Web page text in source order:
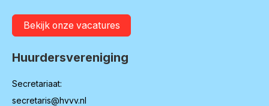
Bekijk onze vacatures
Huurdersvereniging
Secretariaat:
secretaris@hvvv.nl